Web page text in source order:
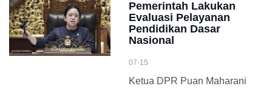
Pemerintah Lakukan
Evaluasi Pelayanan
Pendidikan Dasar
Nasional
07-15
Ketua DPR Puan Maharani